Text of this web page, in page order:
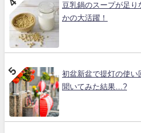
豆乳鍋のスープが足り
かの大活躍！
初盆新盆で提灯の使い
聞いてみた結果…?